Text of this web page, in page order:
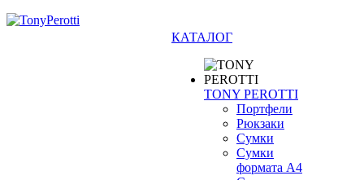
КАТАЛОГ
TONY PEROTTI
Портфели
Рюкзаки
Сумки
Сумки
формата А4